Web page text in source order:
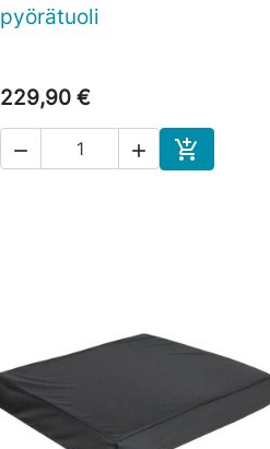
pyörätuoli
229,90 €
  
Ostoskoriin